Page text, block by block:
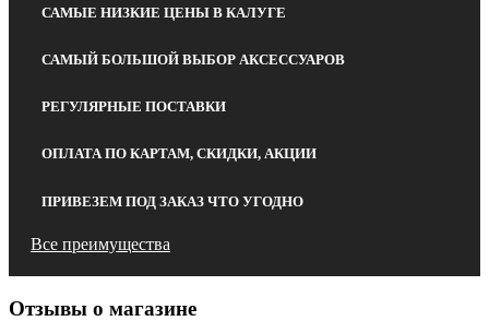
САМЫЕ НИЗКИЕ ЦЕНЫ В КАЛУГЕ
САМЫЙ БОЛЬШОЙ ВЫБОР АКСЕССУАРОВ
РЕГУЛЯРНЫЕ ПОСТАВКИ
ОПЛАТА ПО КАРТАМ, СКИДКИ, АКЦИИ
ПРИВЕЗЕМ ПОД ЗАКАЗ ЧТО УГОДНО
Все преимущества
Отзывы о магазине